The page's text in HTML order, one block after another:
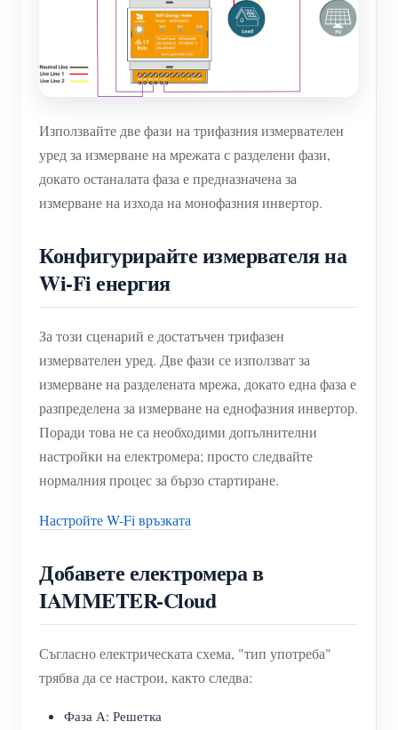
Използвайте две фази на трифазния измервателен
уред за измерване на мрежата с разделени фази,
докато останалата фаза е предназначена за
измерване на изхода на монофазния инвертор.
Конфигурирайте измервателя на
Wi-Fi енергия
За този сценарий е достатъчен трифазен
измервателен уред. Две фази се използват за
измерване на разделената мрежа, докато една фаза е
разпределена за измерване на еднофазния инвертор.
Поради това не са необходими допълнителни
настройки на електромера; просто следвайте
нормалния процес за бързо стартиране.
Настройте W-Fi връзката
Добавете електромера в
IAMMETER-Cloud
Съгласно електрическата схема, "тип употреба"
трябва да се настрои, както следва:
Фаза А: Решетка